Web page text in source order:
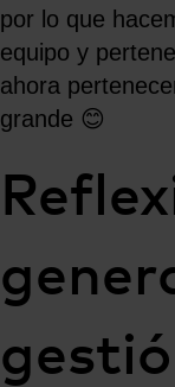
por lo que
equipo y
ahora
grande 😊